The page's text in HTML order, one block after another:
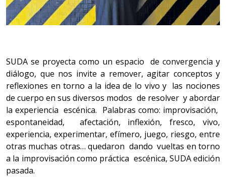
SUDA se proyecta como un espacio de convergencia y
diálogo, que nos invite a remover, agitar conceptos y
reflexiones en torno a la idea de lo vivo y las nociones
de cuerpo en sus diversos modos de resolver y abordar
la experiencia escénica. Palabras como: improvisación,
espontaneidad, afectación, inflexión, fresco, vivo,
experiencia, experimentar, efímero, juego, riesgo, entre
otras muchas otras… quedaron dando vueltas en torno
a la improvisación como práctica escénica, SUDA edición
pasada.